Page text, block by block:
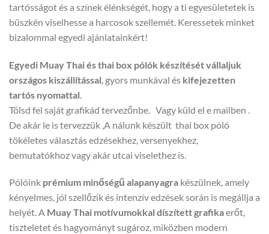
tartósságot és a színek élénkségét, hogy a ti egyesületetek is
büszkén viselhesse a harcosok szellemét. Keressetek minket
bizalommal egyedi ajánlatainkért!
Egyedi Muay Thai és thai box pólók készítését vállaljuk
országos kiszállítással , gyors munkával és kifejezetten
tartós nyomattal
Tölsd fel saját grafikád tervezőnbe. Vagy küld el e mailben .
De akár le is tervezzük ,A nálunk készült thai box póló
tökéletes választás edzésekhez, versenyekhez,
bemutatókhoz vagy akár utcai viselethez is.
Pólóink prémium minőségű alapanyagra készülnek, amely
kényelmes, jól szellőzik és intenzív edzések során is megállja a
helyét. A Muay Thai motívumokkal díszített grafikaerőt,
tiszteletet és hagyományt sugároz, miközben modern